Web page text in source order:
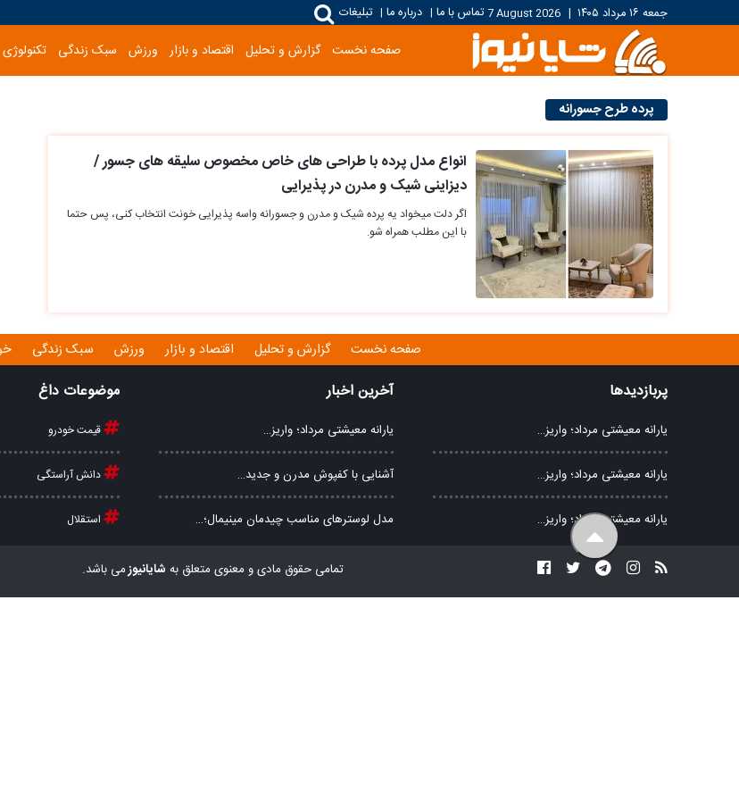
جمعه ۱۶ مرداد ۱۴۰۵ |
7 August 2026تماس با ما | درباره ما | تبلیغات
صفحه نخست گزارش و تحلیل اقتصاد و بازار ورزش سبک زندگی تکنولوژی
پرده طرح جسورانه
انواع مدل پرده با طراحی های خاص مخصوص سلیقه های جسور /
دیزاینی شیک و مدرن در پذیرایی
اگر دلت میخواد یه پرده شیک و مدرن و جسورانه واسه پذیرایی خونت انتخاب کنی، پس حتما
با این مطلب همراه شو.
صفحه نخست گزارش و تحلیل اقتصاد و بازار ورزش سبک زندگی
پربازدیدها
یارانه معیشتی مرداد؛ واریز…
یارانه معیشتی مرداد؛ واریز…
یارانه معیشتی مرداد؛ واریز…
آخرین اخبار
یارانه معیشتی مرداد؛ واریز…
آشنایی با کفپوش مدرن و جدید…
مدل لوسترهای مناسب چیدمان مینیمال؛…
موضوعات داغ
قیمت خودرو
دانش آراستگی
استقلال
تمامی حقوق مادی و معنوی متعلق به شایانیوزمی باشد.